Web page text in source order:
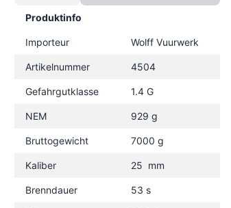
Produktinfo
Importeur Wolff Vuurwerk
Artikelnummer 4504
Gefahrgutklasse 1.4 G
NEM 929 g
Bruttogewicht 7000 g
Kaliber 25 mm
Brenndauer 53 s